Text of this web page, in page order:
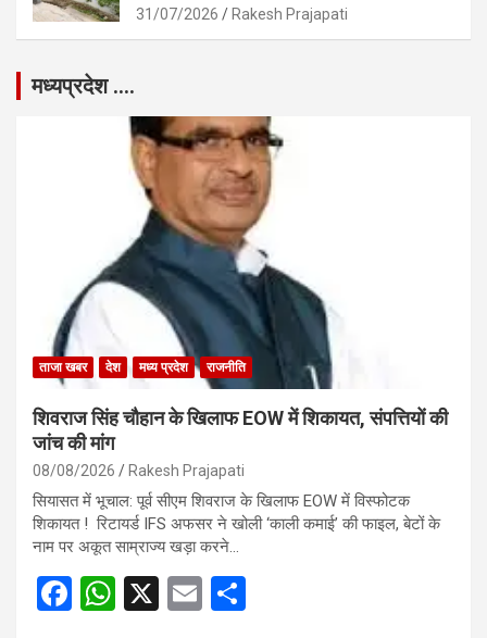
31/07/2026 Rakesh Prajapati
मध्यप्रदेश ….
ताजा खबर देश मध्य प्रदेश राजनीति
शिवराज सिंह चौहान के खिलाफ EOW में शिकायत, संपत्तियों की
जांच की मांग
08/08/2026 Rakesh Prajapati
सियासत में भूचाल: पूर्व सीएम शिवराज के खिलाफ EOW में विस्फोटक
शिकायत ! रिटायर्ड IFS अफसर ने खोली ‘काली कमाई’ की फाइल, बेटों के
नाम पर अकूत साम्राज्य खड़ा करने…
F
W X
E